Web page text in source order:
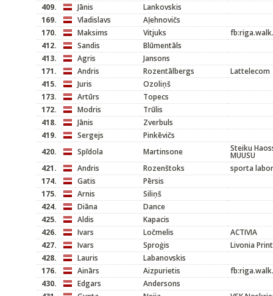
409.
Jānis
Lankovskis
169.
Vladislavs
Aļehnovičs
170.
Maksims Vitjuks
412.
Sandis
Blūmentāls
413.
Agris
Jansons
171.
Andris Rozentālbergs
Lattelecom
415.
Juris
Ozoliņš
173.
Artūrs
Topecs
172.
Modris
Trūlis
418.
Jānis
Zverbuls
419.
Sergejs
Pinkēvičs
420.
Spīdola Martinsone Steiku
MUUSU
421.
Andris Rozenštoks
sporta
174.
Gatis
Pērsis
175.
Arnis
Siliņš
424.
Diāna
Dance
425.
Aldis
Kapacis
426.
Ivars Ločmelis
ACTIVIA
427.
Ivars Sproģis
Livonia Print
428.
Lauris
Labanovskis
176.
Ainārs Aizpurietis
430.
Edgars
Andersons